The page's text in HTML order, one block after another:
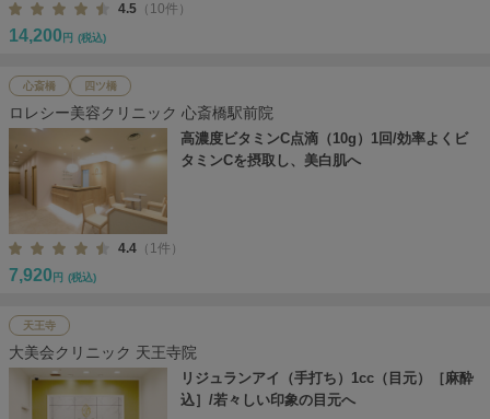
4.5 （10件）
14,200 円 (税込)
心斎橋 四ツ橋
ロレシー美容クリニック 心斎橋駅前院
高濃度ビタミンC点滴（10g）1回/効率よくビ
タミンCを摂取し、美白肌へ
4.4 （1件）
7,920 円 (税込)
天王寺
大美会クリニック 天王寺院
リジュランアイ（手打ち）1cc（目元）［麻酔
込］/若々しい印象の目元へ